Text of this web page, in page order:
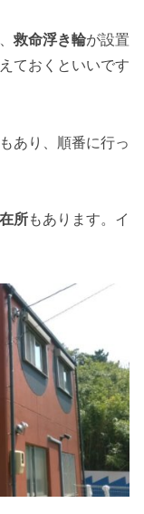
救命浮き輪が設置
ておくといいです
もあり、順番に行っ
所もあります。イ